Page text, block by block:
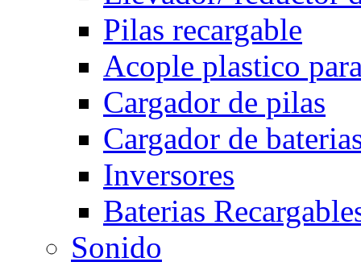
Pilas recargable
Acople plastico
Cargador de pilas
Cargador de
Inversores
Baterias
Sonido